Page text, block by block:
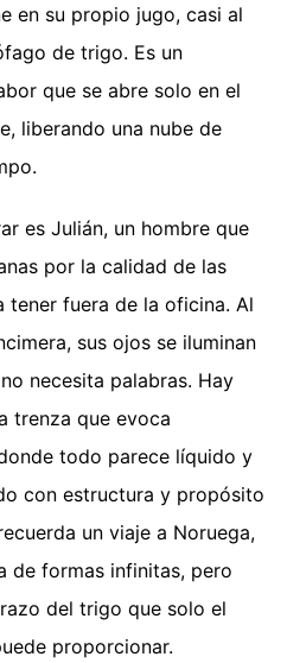
en su propio jugo, casi al
de trigo. Es un
que se abre solo en el
liberando una nube de
es Julián, un hombre que
por la calidad de las
tener fuera de la oficina. Al
sus ojos se iluminan
necesita palabras. Hay
trenza que evoca
todo parece líquido y
con estructura y propósito
un viaje a Noruega,
de formas infinitas, pero
del trigo que solo el
proporcionar.